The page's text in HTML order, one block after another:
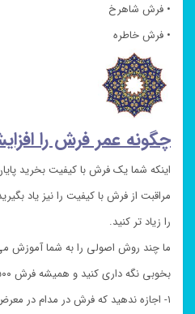
• فرش شاهرخ
• فرش خاطره
چگونه عمر فرش را
اینکه شما یک فرش با کیفیت بخرید
را زیاد تر کنید.
ما چند روش اصولی را به شما آموزش
بخوبی نگه داری کنید و همیشه فرش ۵۰۰ شانه شما مثل روز اول نو باشد.
۱- اجازه ندهید که فرش در مدام در